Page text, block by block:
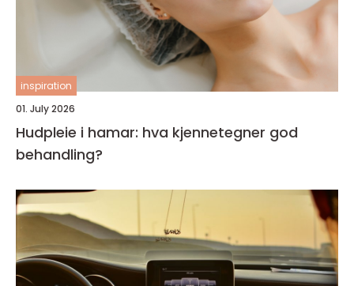
inspiration
01. July 2026
Hudpleie i hamar: hva kjennetegner god
behandling?